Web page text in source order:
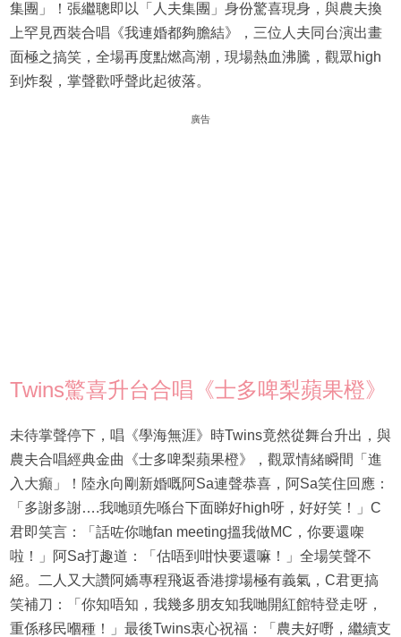
集團」！張繼聰即以「人夫集團」身份驚喜現身，與農夫換
上罕見西裝合唱《我連婚都夠膽結》，三位人夫同台演出畫
面極之搞笑，全場再度點燃高潮，現場熱血沸騰，觀眾high
到炸裂，掌聲歡呼聲此起彼落。
廣告
Twins驚喜升台合唱《士多啤梨蘋果橙》
未待掌聲停下，唱《學海無涯》時Twins竟然從舞台升出，與
農夫合唱經典金曲《士多啤梨蘋果橙》，觀眾情緒瞬間「進
入大癲」！陸永向剛新婚嘅阿Sa連聲恭喜，阿Sa笑住回應：
「多謝多謝….我哋頭先喺台下面睇好high呀，好好笑！」C
君即笑言：「話咗你哋fan meeting搵我做MC，你要還㗎
啦！」阿Sa打趣道：「估唔到咁快要還嘛！」全場笑聲不
絕。二人又大讚阿嬌專程飛返香港撐場極有義氣，C君更搞
笑補刀：「你知唔知，我幾多朋友知我哋開紅館特登走呀，
重係移民嗰種！」最後Twins衷心祝福：「農夫好嘢，繼續支